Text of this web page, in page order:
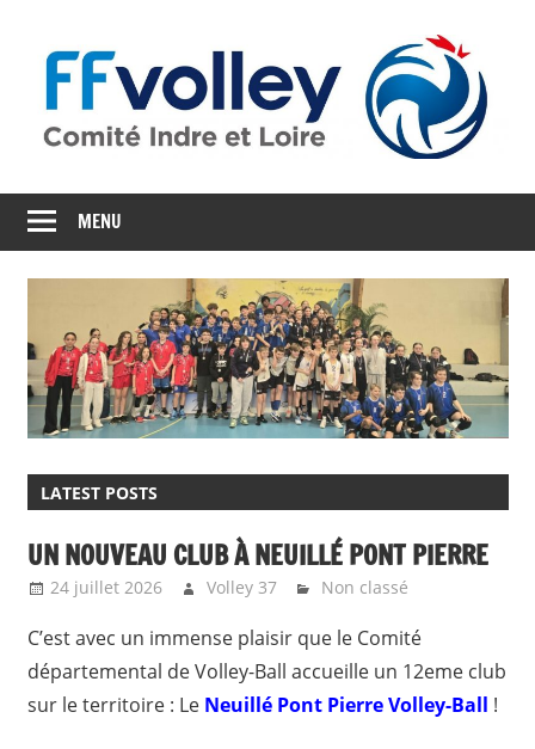
content
Comité
départemental
d'Indre
et
Loire
MENU
LATEST POSTS
UN NOUVEAU CLUB À NEUILLÉ PONT PIERRE
24 juillet 2026 Volley 37 Non classé
C’est avec un immense plaisir que le Comité
départemental de Volley-Ball accueille un 12eme club
sur le territoire : Le Neuillé Pont Pierre Volley-Ball !